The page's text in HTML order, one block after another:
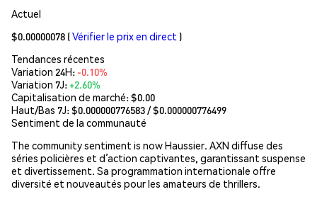
Actuel
$0.00000078 (Vérifier le prix en direct )
Tendances récentes
Variation 24H: -0.10%
Variation 7J:+2.60%
Capitalisation de marché:$0.00
Haut/Bas 7J: $0.000000776583/ $0.000000776499
Sentiment de la communauté
The community sentiment is now Haussier. AXN diffuse des
séries policières et d’action captivantes, garantissant suspense
et divertissement. Sa programmation internationale offre
diversité et nouveautés pour les amateurs de thrillers.